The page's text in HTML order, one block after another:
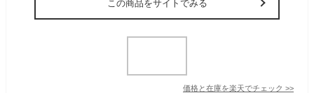
この商品をサイトでみる
価格と在庫を楽天でチェック >>